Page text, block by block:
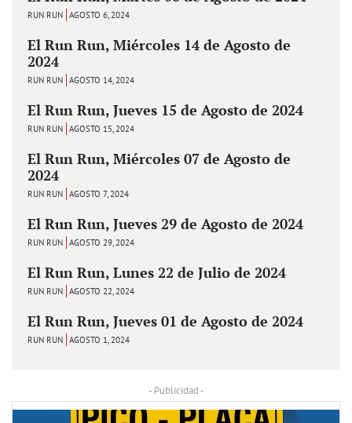
RUN RUN AGOSTO 6, 2024
El Run Run, Miércoles 14 de Agosto de
2024
RUN RUN AGOSTO 14, 2024
El Run Run, Jueves 15 de Agosto de 2024
RUN RUN AGOSTO 15, 2024
El Run Run, Miércoles 07 de Agosto de
2024
RUN RUN AGOSTO 7, 2024
El Run Run, Jueves 29 de Agosto de 2024
RUN RUN AGOSTO 29, 2024
El Run Run, Lunes 22 de Julio de 2024
RUN RUN AGOSTO 22, 2024
El Run Run, Jueves 01 de Agosto de 2024
RUN RUN AGOSTO 1, 2024
- Publicidad -